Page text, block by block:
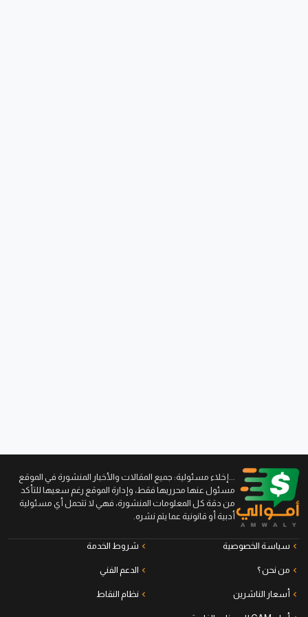
...إخلاء مسئولية: جميع المقالات والأخبار المنشورة في الموقع
مسئول عنها محرريها فقط، وإدارة الموقع رغم سعيها للتأكد
من دقة كل المعلومات المنشورة، فهي لا تتحمل أي مسئولية
أدبية أو قانونية عما يتم نشره.
سياسة الخصوصية شروط الخدمة
من نحن ؟ الدعم الفني
أسعار الناشرين نظام النقاط